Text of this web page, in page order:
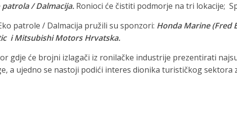
/ Dalmacija. Ronioci će čistiti podmorje na tri lokacije;
patrole / Dalmacija pružili su sponzori: Honda Marine (Fred
i Mitsubishi Motors Hrvatska.
gdje će brojni izlagači iz ronilačke industrije prezentirati
a ujedno se nastoji podići interes dionika turističkog sektora